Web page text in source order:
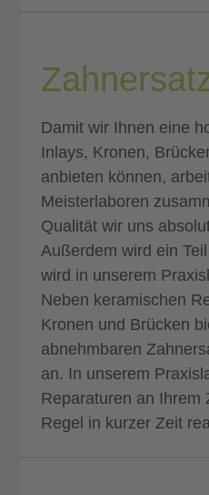
Damit wir Ihnen eine
Inlays, Kronen,
anbieten können,
Meisterlaboren
Qualität wir uns
Außerdem wird ein
wird in unserem
Neben keramischen
Kronen und Brücken
abnehmbaren
an. In unserem
Reparaturen an Ihrem
Regel in kurzer Zeit